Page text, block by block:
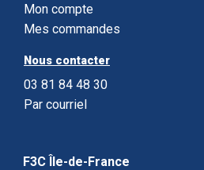
Mon compte
Mes commandes
Nous contacter
03 81 84 48 30
Par courriel
F3C Île-de-France